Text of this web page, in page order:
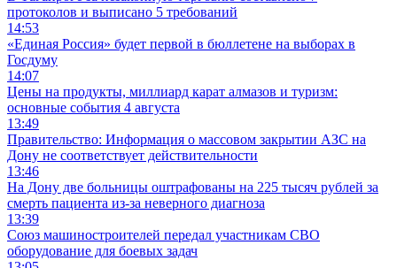
протоколов и выписано 5 требований
14:53
«Единая Россия» будет первой в бюллетене на выборах в
Госдуму
14:07
Цены на продукты, миллиард карат алмазов и туризм:
основные события 4 августа
13:49
Правительство: Информация о массовом закрытии АЗС на
Дону не соответствует действительности
13:46
На Дону две больницы оштрафованы на 225 тысяч рублей за
смерть пациента из-за неверного диагноза
13:39
Союз машиностроителей передал участникам СВО
оборудование для боевых задач